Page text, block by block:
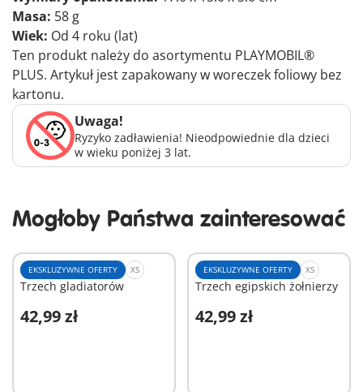
Masa: 58 g
Wiek: Od 4 roku (lat)
Ten produkt należy do asortymentu PLAYMOBIL®
PLUS. Artykuł jest zapakowany w woreczek foliowy bez
kartonu.
Uwaga!
Ryzyko zadławienia! Nieodpowiednie dla dzieci
w wieku poniżej 3 lat.
Mogłoby Państwa zainteresować
EKSKLUZYWNE OFERTY XS
Trzech gladiatorów
42,99 zł
Dodaj do koszyka
EKSKLUZYWNE OFERTY XS
Trzech egipskich żołnierzy
42,99 zł
Dodaj do koszyka